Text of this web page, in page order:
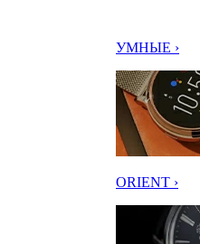
УМНЫЕ ›
ORIENT ›